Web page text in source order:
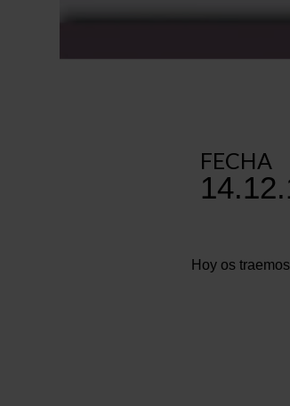
FECHA
Hoy os